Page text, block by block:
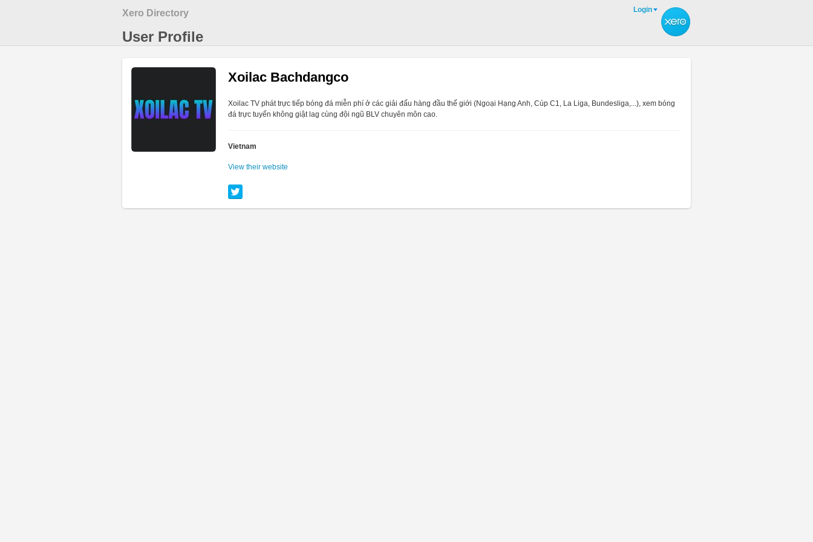
Xero Directory
User Profile
Login
Xoilac Bachdangco
Xoilac TV phát trực tiếp bóng đá miễn phí ở các giải đấu hàng đầu thế giới (Ngoại Hạng Anh, Cúp C1, La Liga, Bundesliga,...), xem bóng
đá trực tuyến không giật lag cùng đội ngũ BLV chuyên môn cao.
Vietnam
View their website